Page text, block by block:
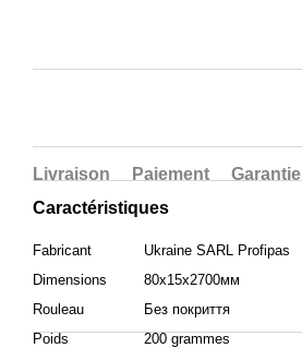
Livraison Paiement
Garantie
Caractéristiques
Fabricant
Ukraine SARL Profipas
Dimensions
80х15х2700мм
Rouleau
Без покриття
Poids
200 grammes